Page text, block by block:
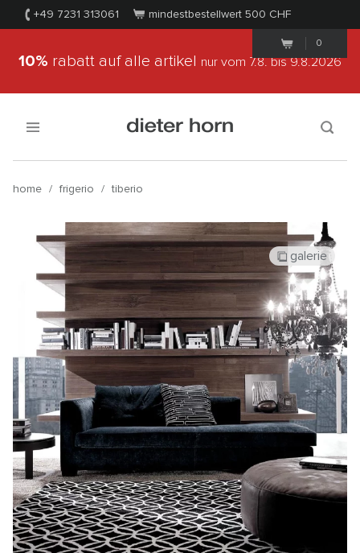
+49 7231 313061 mindestbestellwert 500 CHF
0
10% rabatt auf alle artikel nur vom 7.8.bis 9.8.2026
home / frigerio / tiberio
galerie